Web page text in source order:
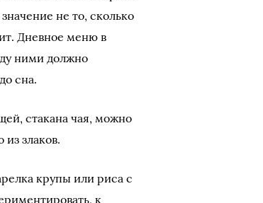
не то, сколько
Дневное меню в
ними должно
сна.
стакана чая, можно
злаков.
крупы или риса с
к